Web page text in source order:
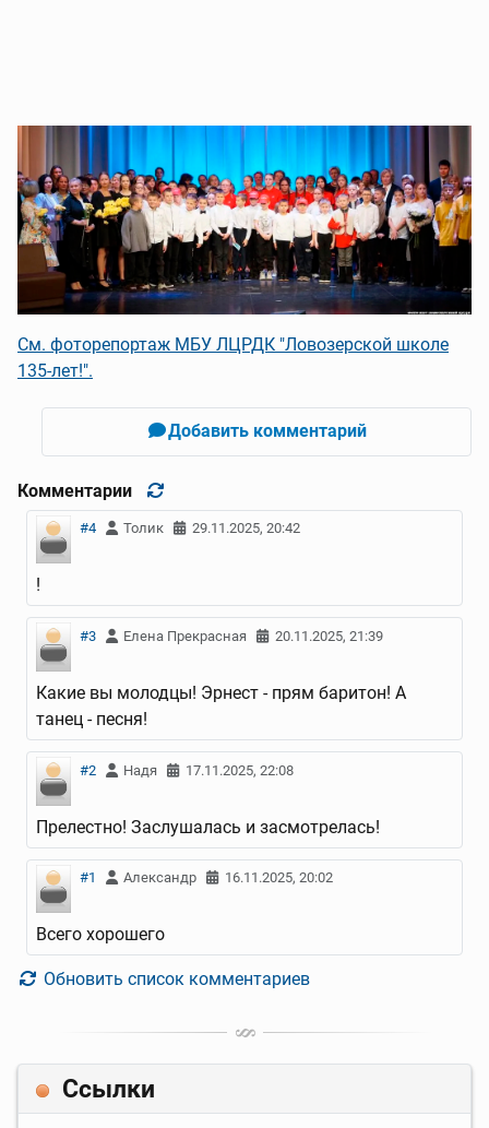
См. фоторепортаж МБУ ЛЦРДК "Ловозерской школе
135-лет!".
Добавить комментарий
Комментарии
#4 Толик 29.11.2025, 20:42
!
#3 Елена Прекрасная 20.11.2025, 21:39
Какие вы молодцы! Эрнест - прям баритон! А
танец - песня!
#2 Надя 17.11.2025, 22:08
Прелестно! Заслушалась и засмотрелась!
#1 Александр 16.11.2025, 20:02
Всего хорошего
Обновить список комментариев
Ссылки